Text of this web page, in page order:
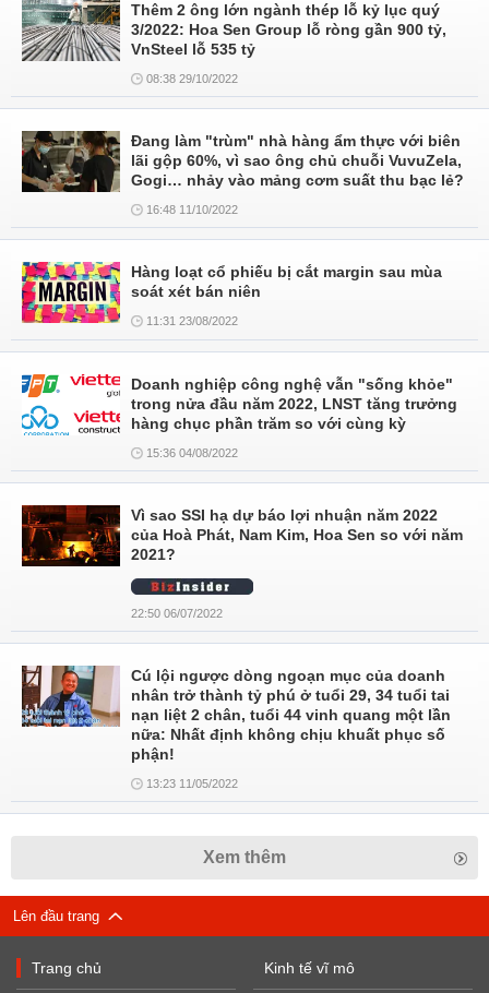
Thêm 2 ông lớn ngành thép lỗ kỷ lục quý
3/2022: Hoa Sen Group lỗ ròng gần 900 tỷ,
VnSteel lỗ 535 tỷ
08:38 29/10/2022
Đang làm "trùm" nhà hàng ẩm thực với biên
lãi gộp 60%, vì sao ông chủ chuỗi VuvuZela,
Gogi… nhảy vào mảng cơm suất thu bạc lẻ?
16:48 11/10/2022
Hàng loạt cổ phiếu bị cắt margin sau mùa
soát xét bán niên
11:31 23/08/2022
Doanh nghiệp công nghệ vẫn "sống khỏe"
trong nửa đầu năm 2022, LNST tăng trưởng
hàng chục phần trăm so với cùng kỳ
15:36 04/08/2022
Vì sao SSI hạ dự báo lợi nhuận năm 2022
của Hoà Phát, Nam Kim, Hoa Sen so với năm
2021?
22:50 06/07/2022
Cú lội ngược dòng ngoạn mục của doanh
nhân trở thành tỷ phú ở tuổi 29, 34 tuổi tai
nạn liệt 2 chân, tuổi 44 vinh quang một lần
nữa: Nhất định không chịu khuất phục số
phận!
13:23 11/05/2022
Xem thêm
Lên đầu trang
Trang chủ Kinh tế vĩ mô